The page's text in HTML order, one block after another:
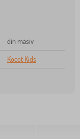
din masiv
Kocot Kids